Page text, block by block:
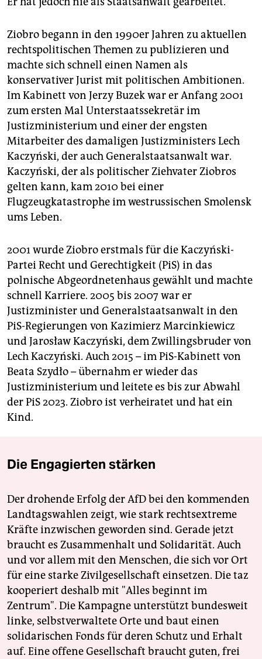
Ziobro begann in den 1990er Jahren zu aktuellen
rechtspolitischen Themen zu publizieren und
machte sich schnell einen Namen als
konservativer Jurist mit politischen Ambitionen.
Im Kabinett von Jerzy Buzek war er Anfang 2001
zum ersten Mal Unterstaatssekretär im
Justizministerium und einer der engsten
Mitarbeiter des damaligen Justizministers Lech
Kaczyński, der auch Generalstaatsanwalt war.
Kaczyński, der als politischer Ziehvater Ziobros
gelten kann, kam 2010 bei einer
Flugzeugkatastrophe im westrussischen Smolensk
ums Leben.
2001 wurde Ziobro erstmals für die Kaczyński-
Partei Recht und Gerechtigkeit (PiS) in das
polnische Abgeordnetenhaus gewählt und machte
schnell Karriere. 2005 bis 2007 war er
Justizminister und Generalstaatsanwalt in den
PiS-Regierungen von Kazimierz Marcinkiewicz
und Jarosław Kaczyński, dem Zwillingsbruder von
Lech Kaczyński. Auch 2015 – im PiS-Kabinett von
Beata Szydło – übernahm er wieder das
Justizministerium und leitete es bis zur Abwahl
der PiS 2023. Ziobro ist verheiratet und hat ein
Kind.
Die Engagierten stärken
Der drohende Erfolg der AfD bei den kommenden
Landtagswahlen zeigt, wie stark rechtsextreme
Kräfte inzwischen geworden sind. Gerade jetzt
braucht es Zusammenhalt und Solidarität. Auch
und vor allem mit den Menschen, die sich vor Ort
für eine starke Zivilgesellschaft einsetzen. Die taz
kooperiert deshalb mit "Alles beginnt im
Zentrum". Die Kampagne unterstützt bundesweit
linke, selbstverwaltete Orte und baut einen
solidarischen Fonds für deren Schutz und Erhalt
auf. Eine offene Gesellschaft braucht guten, frei